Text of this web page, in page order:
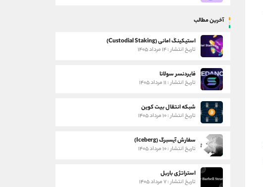
آخرین مطالب
استیکینگ امانی (Custodial Staking)
تاریخ انتشار : ۱۴ مرداد ۱۴۰۵
فایردنسر سولانا
تاریخ انتشار : ۱۱ مرداد ۱۴۰۵
شبکه انتقال بیت کوین
تاریخ انتشار : ۱۰ مرداد ۱۴۰۵
سفارش آیسبرگ (Iceberg)
تاریخ انتشار : ۱۰ مرداد ۱۴۰۵
استراتژی باربل
تاریخ انتشار : ۷ مرداد ۱۴۰۵